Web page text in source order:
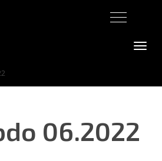
Activer/
06.2022